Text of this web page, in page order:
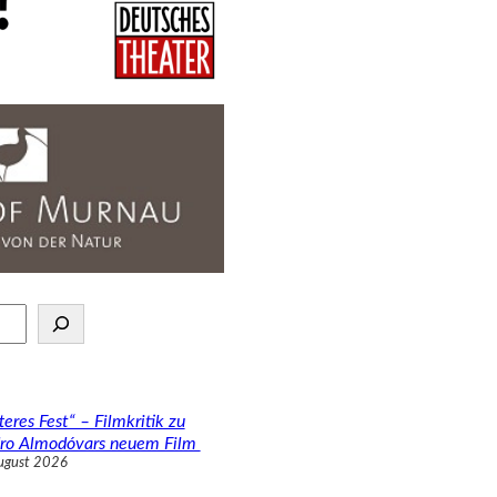
Fest“ – Filmkritik zu
Almodóvars neuem Film
2026